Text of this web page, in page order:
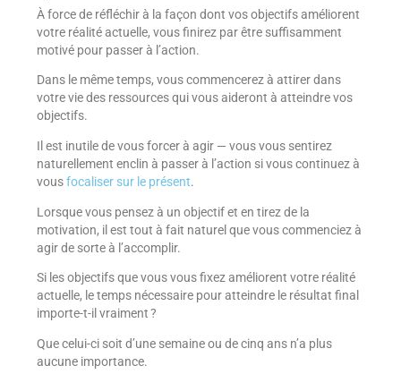
À force de réfléchir à la façon dont vos objectifs améliorent
votre réalité actuelle, vous finirez par être suffisamment
motivé pour passer à l’action.
Dans le même temps, vous commencerez à attirer dans
votre vie des ressources qui vous aideront à atteindre vos
objectifs.
Il est inutile de vous forcer à agir — vous vous sentirez
naturellement enclin à passer à l’action si vous continuez à
vousfocaliser sur le présent.
Lorsque vous pensez à un objectif et en tirez de la
motivation, il est tout à fait naturel que vous commenciez à
agir de sorte à l’accomplir.
Si les objectifs que vous vous fixez améliorent votre réalité
actuelle, le temps nécessaire pour atteindre le résultat final
importe-t-il vraiment ?
Que celui-ci soit d’une semaine ou de cinq ans n’a plus
aucune importance.